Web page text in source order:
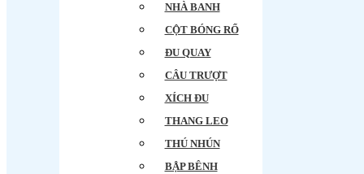
NHÀ BANH
CỘT BÓNG RỔ
ĐU QUAY
CÂU TRƯỢT
XÍCH ĐU
THANG LEO
THÚ NHÚN
BẬP BÊNH